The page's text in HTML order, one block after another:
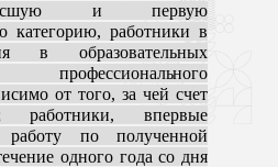
и первую
категорию, работники в
в образовательных
профессионального
от того, за чей счет
работники, впервые
по полученной
одного года со дня